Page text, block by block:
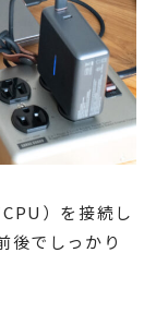
）を接続し
後でしっかり